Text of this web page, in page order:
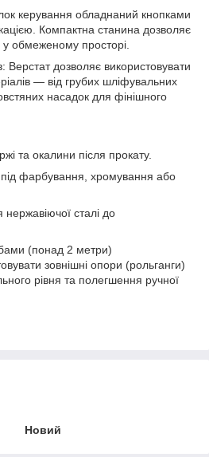
керування обладнаний кнопками
Компактна станина дозволяє
у обмеженому просторі.
Верстат дозволяє використовувати
— від грубих шліфувальних
насадок для фінішного
та окалини після прокату.
під фарбування, хромування або
нержавіючої сталі до
(понад 2 метри)
зовнішні опори (рольганги)
рівня та полегшення ручної
Новий